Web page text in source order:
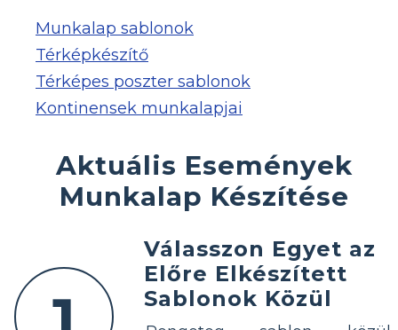
Munkalap sablonok
Térképkészítő
Térképes poszter sablonok
Kontinensek munkalapjai
Aktuális Események
Munkalap Készítése
Válasszon Egyet az
Előre Elkészített
Sablonok Közül